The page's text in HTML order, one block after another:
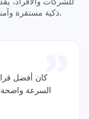
ذكية مستقرة وآمنة وقابلة للتخصيص بشكل كبير.
السرعة واضحة